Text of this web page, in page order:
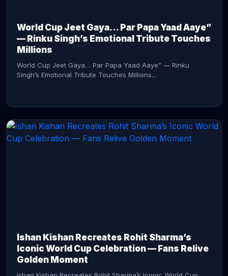
World Cup Jeet Gaya… Par Papa Yaad Aaye”
— Rinku Singh’s Emotional Tribute Touches
Millions
World Cup Jeet Gaya… Par Papa Yaad Aaye” — Rinku
Singh’s Emotional Tribute Touches Millions...
Ishan Kishan Recreates Rohit Sharma’s
Iconic World Cup Celebration — Fans Relive
Golden Moment